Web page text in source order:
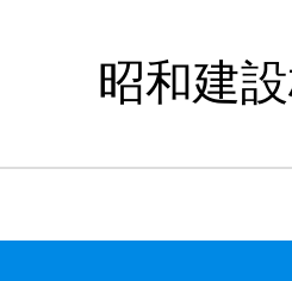
昭和建